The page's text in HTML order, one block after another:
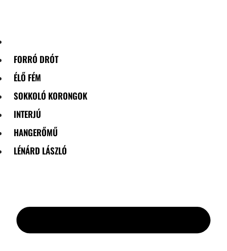
FORRÓ DRÓT
ÉLŐ FÉM
SOKKOLÓ KORONGOK
INTERJÚ
HANGERŐMŰ
LÉNÁRD LÁSZLÓ